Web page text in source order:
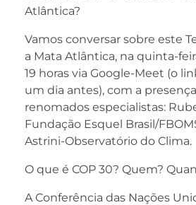
Atlântica?
Vamos conversar sobre este
a Mata Atlântica, na quinta-
19 horas via Google-Meet (o
um dia antes), com a
renomados especialistas:
Fundação Esquel Brasil/
Astrini-Observatório do Clima.
O que é COP 30? Quem?
A Conferência das Nações